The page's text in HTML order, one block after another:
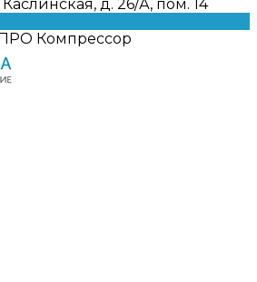
д. 26/А, пом. 14
Компрессор